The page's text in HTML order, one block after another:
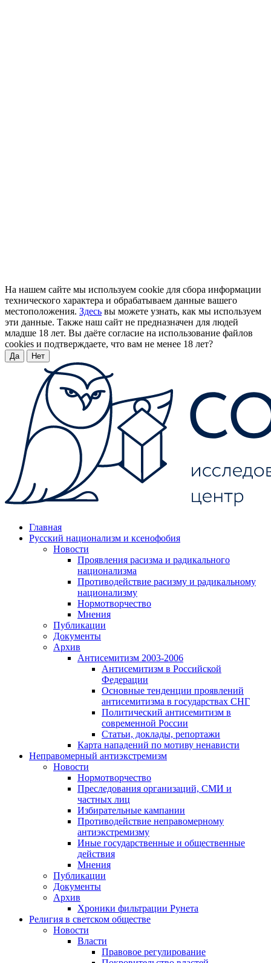
На нашем сайте мы используем cookie для сбора информации
технического характера и обрабатываем данные вашего
местоположения. Здесь вы можете узнать, как мы используем
эти данные. Также наш сайт не предназначен для людей
младше 18 лет. Вы даёте согласие на использование файлов
cookies и подтверждаете, что вам не менее 18 лет?
Да Нет
Главная
Русский национализм и ксенофобия
Новости
Проявления расизма и радикального
национализма
Противодействие расизму и радикальному
национализму
Нормотворчество
Мнения
Публикации
Документы
Архив
Антисемитизм 2003-2006
Антисемитизм в Российской
Федерации
Основные тенденции проявлений
антисемитизма в государствах СНГ
Политический антисемитизм в
современной России
Статьи, доклады, репортажи
Карта нападений по мотиву ненависти
Неправомерный антиэкстремизм
Новости
Нормотворчество
Преследования организаций, СМИ и
частных лиц
Избирательные кампании
Противодействие неправомерному
антиэкстремизму
Иные государственные и общественные
действия
Мнения
Публикации
Документы
Архив
Хроники фильтрации Рунета
Религия в светском обществе
Новости
Власти
Правовое регулирование